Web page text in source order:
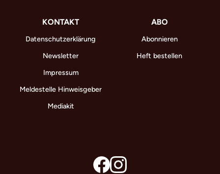
KONTAKT
Datenschutzerklärung
Newsletter
Impressum
Meldestelle Hinweisgeber
Mediakit
ABO
Abonnieren
Heft bestellen